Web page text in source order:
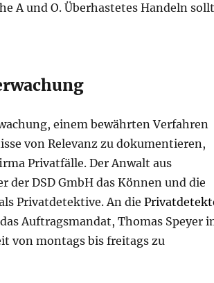
A und O. Überhastetes Handeln
einem bewährten Verfahren
von Relevanz zu dokumentieren,
Privatfälle. Der Anwalt aus
der DSD GmbH das Können und die
Privatdetektive. An die
Auftragsmandat, Thomas Speyer
von montags bis freitags zu